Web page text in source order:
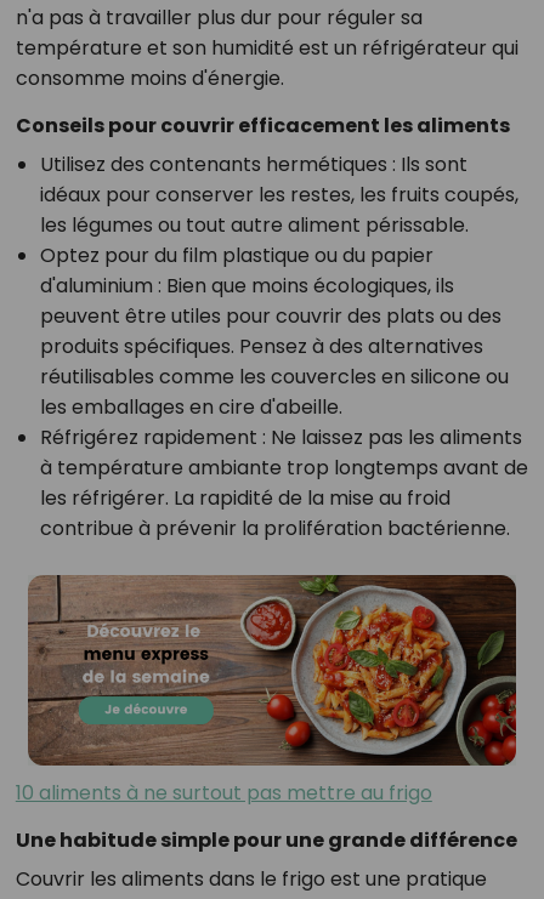
n'a pas à travailler plus dur pour réguler sa
température et son humidité est un réfrigérateur qui
consomme moins d'énergie.
Conseils pour couvrir efficacement les aliments
Utilisez des contenants hermétiques : Ils sont
idéaux pour conserver les restes, les fruits coupés,
les légumes ou tout autre aliment périssable.
Optez pour du film plastique ou du papier
d'aluminium : Bien que moins écologiques, ils
peuvent être utiles pour couvrir des plats ou des
produits spécifiques. Pensez à des alternatives
réutilisables comme les couvercles en silicone ou
les emballages en cire d'abeille.
Réfrigérez rapidement : Ne laissez pas les aliments
à température ambiante trop longtemps avant de
les réfrigérer. La rapidité de la mise au froid
contribue à prévenir la prolifération bactérienne.
10 aliments à ne surtout pas mettre au frigo
Une habitude simple pour une grande différence
Couvrir les aliments dans le frigo est une pratique